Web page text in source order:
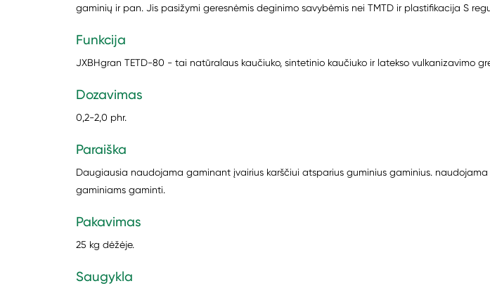
gaminių ir pan. Jis pasižymi geresnėmis deginimo savybėmis nei TMTD ir plastifikacija S
Funkcija
JXBHgran TETD-80 - tai natūralaus kaučiuko, sintetinio kaučiuko ir latekso vulkanizavimo
Dozavimas
0,2-2,0 phr.
Paraiška
Daugiausia naudojama gaminant įvairius karščiui atsparius guminius gaminius.
gaminiams gaminti.
Pakavimas
25 kg dėžėje.
Saugykla